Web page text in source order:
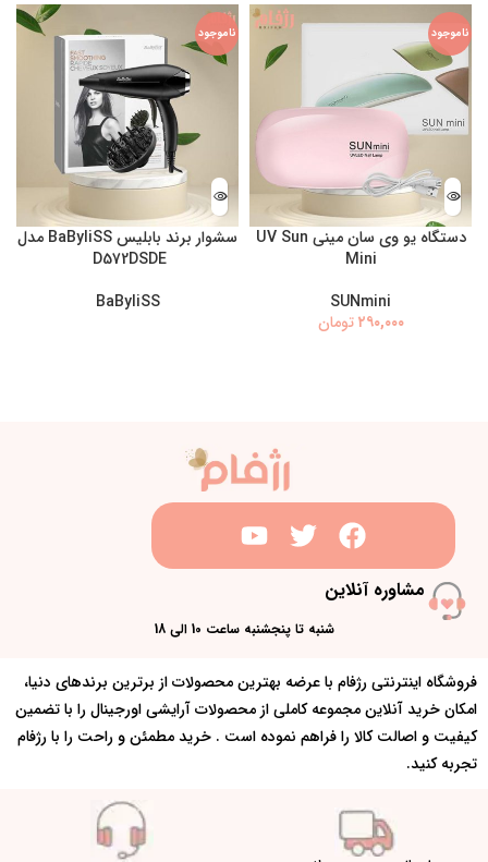
ناموجود
دستگاه یو وی سان مینی UV Sun
Mini
SUNmini
تومان
ناموجود
سشوار برند بابلیس BaByliSS مدل
D572DSDE
BaByliSS
مشاوره آنلاین
شنبه تا پنجشنبه ساعت 10 الی 18
فروشگاه اینترنتی رژفام با عرضه بهترین محصولات از برترین برندهای دنیا،
امکان خرید آنلاین مجموعه کاملی از محصولات آرایشی اورجینال را با تضمین
کیفیت و اصالت کالا را فراهم نموده است . خرید مطمئن و راحت را با رژفام
تجربه کنید.